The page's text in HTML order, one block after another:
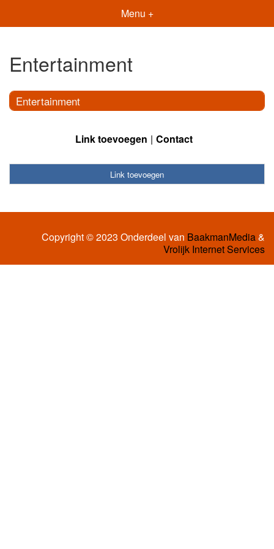
Menu +
Entertainment
Entertainment
Link toevoegen Contact
Link toevoegen
Copyright © 2023 Onderdeel van BaakmanMedia&
Vrolijk Internet Services